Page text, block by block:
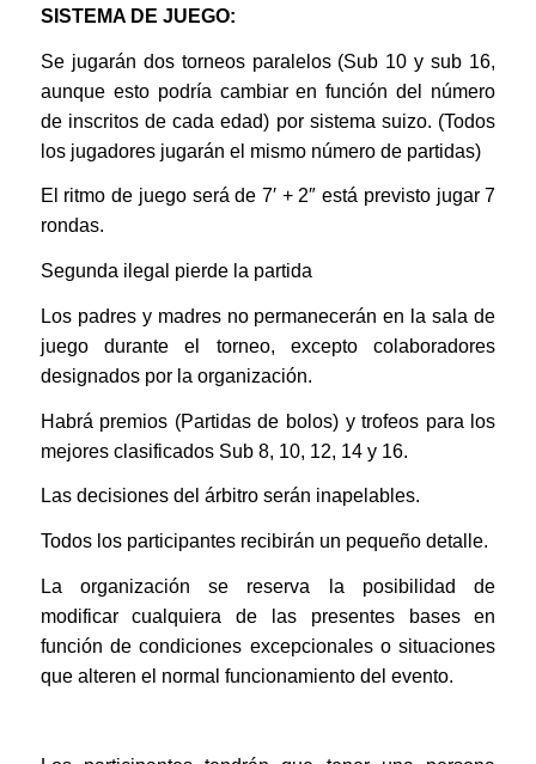
SISTEMA DE JUEGO:
Se jugarán dos torneos paralelos (Sub 10 y sub 16,
aunque esto podría cambiar en función del número
de inscritos de cada edad) por sistema suizo. (Todos
los jugadores jugarán el mismo número de partidas)
El ritmo de juego será de 7′ + 2″ está previsto jugar 7
rondas.
Segunda ilegal pierde la partida
Los padres y madres no permanecerán en la sala de
juego durante el torneo, excepto colaboradores
designados por la organización.
Habrá premios (Partidas de bolos) y trofeos para los
mejores clasificados Sub 8, 10, 12, 14 y 16.
Las decisiones del árbitro serán inapelables.
Todos los participantes recibirán un pequeño detalle.
La organización se reserva la posibilidad de
modificar cualquiera de las presentes bases en
función de condiciones excepcionales o situaciones
que alteren el normal funcionamiento del evento.